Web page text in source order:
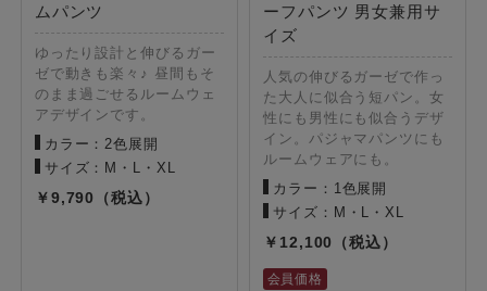
ムパンツ
ゆったり設計と伸びるガー
ゼで動きも楽々♪ 昼間もそ
のまま過ごせるルームウェ
アデザインです。
カラー：2色展開
サイズ：M・L・XL
9,790
ーフパンツ 男女兼用サ
イズ
人気の伸びるガーゼで作っ
た大人に似合う短パン。女
性にも男性にも似合うデザ
イン。パジャマパンツにも
ルームウェアにも。
カラー：1色展開
サイズ：M・L・XL
12,100